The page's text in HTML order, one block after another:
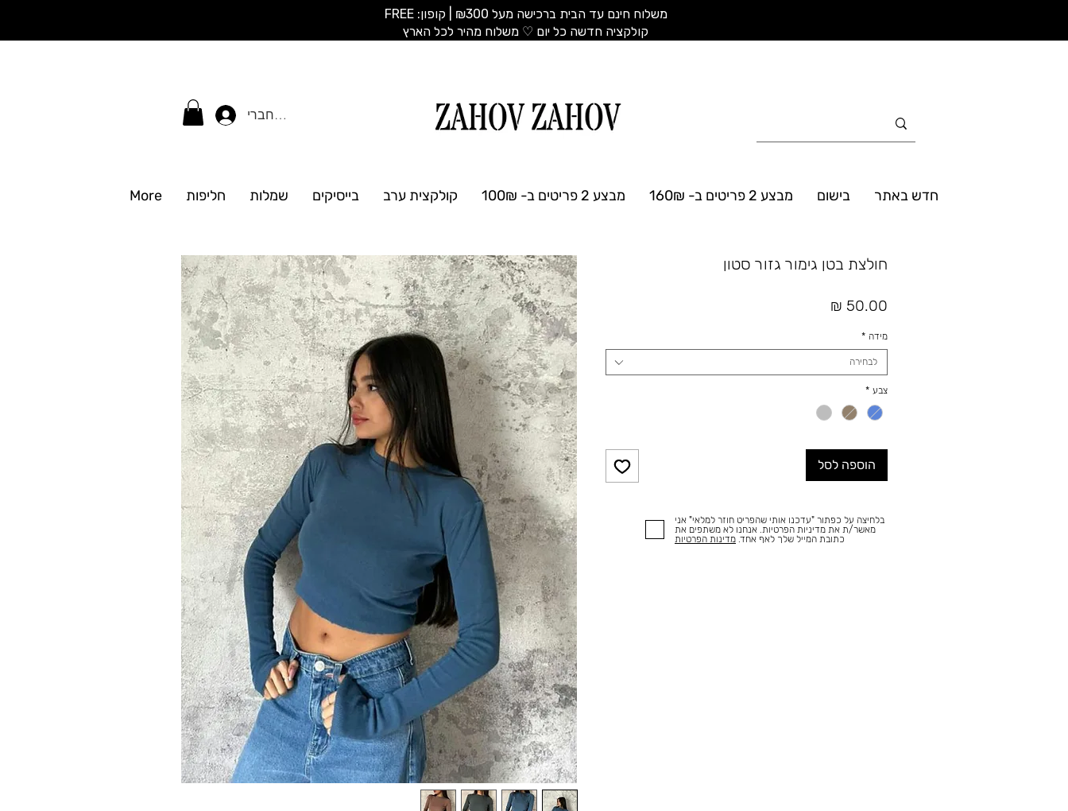
משלוח חינם עד הבית ברכישה מעל ₪300 | קופון: FREE
​קולקציה חדשה כל יום ♡ משלוח מהיר לכל הארץ
התחברי
חדש באתר בישום מבצע 2 פריטים ב- 160₪ מבצע 2 פריטים ב- 100₪ קולקצית ערב בייסיקים שמלות חליפות More
חולצת בטן גימור גזור סטון
מידה *
לבחירה
צבע *
הוספה לסל
בלחיצה על כפתור "עדכנו אותי שהפריט חוזר למלאי" אני
מאשר/ת את מדיניות הפרטיות. אנחנו לא משתפים את
כתובת המייל שלך לאף אחד. מדינות הפרטיות